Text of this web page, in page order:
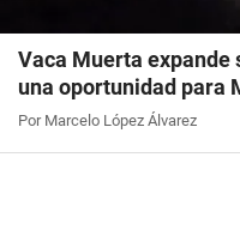
Vaca Muerta
una oportunidad para
Por Marcelo López Álvarez